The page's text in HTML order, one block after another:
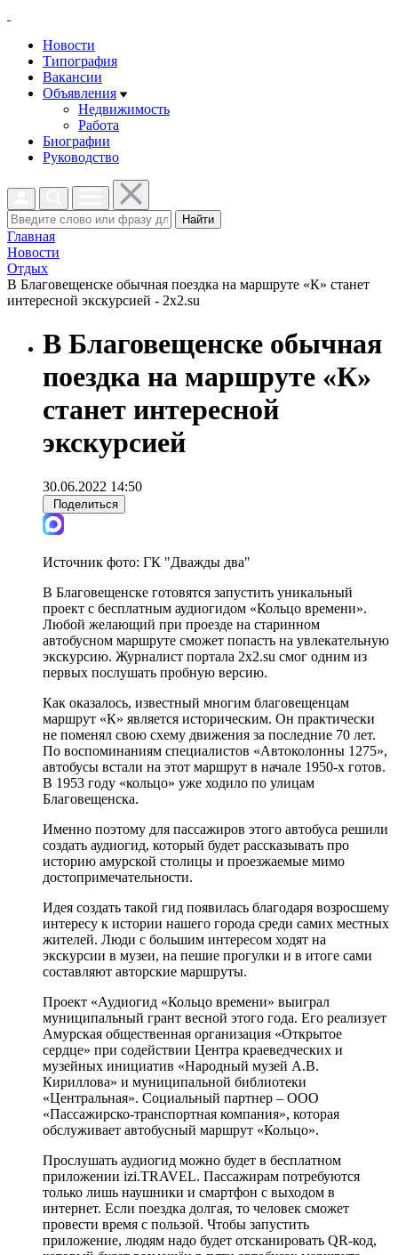
Новости
Типография
Вакансии
Объявления
Недвижимость
Работа
Биографии
Руководство
Найти
Главная
Новости
Отдых
В Благовещенске обычная поездка на маршруте «К» станет
интересной экскурсией - 2x2.su
В Благовещенске обычная
поездка на маршруте «К»
станет интересной
экскурсией
30.06.2022 14:50
Поделиться
Источник фото: ГК "Дважды два"
В Благовещенске готовятся запустить уникальный
проект с бесплатным аудиогидом «Кольцо времени».
Любой желающий при проезде на старинном
автобусном маршруте сможет попасть на увлекательную
экскурсию. Журналист портала 2х2.su смог одним из
первых послушать пробную версию.
Как оказалось, известный многим благовещенцам
маршрут «К» является историческим. Он практически
не поменял свою схему движения за последние 70 лет.
По воспоминаниям специалистов «Автоколонны 1275»,
автобусы встали на этот маршрут в начале 1950-х готов.
В 1953 году «кольцо» уже ходило по улицам
Благовещенска.
Именно поэтому для пассажиров этого автобуса решили
создать аудиогид, который будет рассказывать про
историю амурской столицы и проезжаемые мимо
достопримечательности.
Идея создать такой гид появилась благодаря возросшему
интересу к истории нашего города среди самих местных
жителей. Люди с большим интересом ходят на
экскурсии в музеи, на пешие прогулки и в итоге сами
составляют авторские маршруты.
Проект «Аудиогид «Кольцо времени» выиграл
муниципальный грант весной этого года. Его реализует
Амурская общественная организация «Открытое
сердце» при содействии Центра краеведческих и
музейных инициатив «Народный музей А.В.
Кириллова» и муниципальной библиотеки
«Центральная». Социальный партнер – ООО
«Пассажирско-транспортная компания», которая
обслуживает автобусный маршрут «Кольцо».
Прослушать аудиогид можно будет в бесплатном
приложении izi.TRAVEL. Пассажирам потребуются
только лишь наушники и смартфон с выходом в
интернет. Если поездка долгая, то человек сможет
провести время с пользой. Чтобы запустить
приложение, людям надо будет отсканировать QR-код,